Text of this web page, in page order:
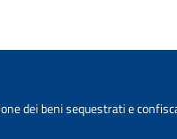
dei beni sequestrati e